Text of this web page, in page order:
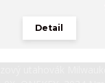
Detail